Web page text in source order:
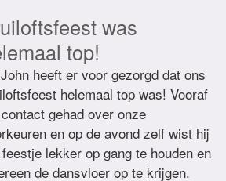
was
top!
heeft er voor gezorgd dat ons
helemaal top was! Vooraf
gehad over onze
en op de avond zelf wist hij
lekker op gang te houden en
de dansvloer op te krijgen.